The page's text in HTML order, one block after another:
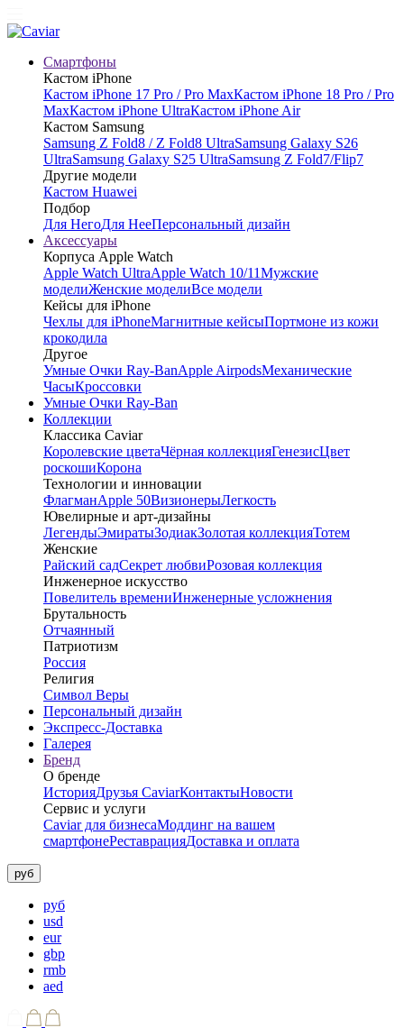
Смартфоны
Кастом iPhone
Кастом iPhone 17 Pro / Pro MaxКастом iPhone 18 Pro / Pro
MaxКастом iPhone UltraКастом iPhone Air
Кастом Samsung
Samsung Z Fold8 / Z Fold8 UltraSamsung Galaxy S26
UltraSamsung Galaxy S25 UltraSamsung Z Fold7/Flip7
Другие модели
Кастом Huawei
Подбор
Для НегоДля НееПерсональный дизайн
Аксессуары
Корпуса Apple Watch
Apple Watch UltraApple Watch 10/11Мужские
моделиЖенские моделиВсе модели
Кейсы для iPhone
Чехлы для iPhoneМагнитные кейсыПортмоне из кожи
крокодила
Другое
Умные Очки Ray-BanApple AirpodsМеханические
ЧасыКроссовки
Умные Очки Ray-Ban
Коллекции
Классика Caviar
Королевские цветаЧёрная коллекцияГенезисЦвет
роскошиКорона
Технологии и инновации
ФлагманApple 50ВизионерыЛегкость
Ювелирные и арт-дизайны
ЛегендыЭмиратыЗодиакЗолотая коллекцияТотем
Женские
Райский садСекрет любвиРозовая коллекция
Инженерное искусство
Повелитель времениИнженерные усложнения
Брутальность
Отчаянный
Патриотизм
Россия
Религия
Символ Веры
Персональный дизайн
Экспресс-Доставка
Галерея
Бренд
О бренде
ИсторияДрузья CaviarКонтактыНовости
Сервис и услуги
Caviar для бизнесаМоддинг на вашем
смартфонеРеставрацияДоставка и оплата
руб
руб
usd
eur
gbp
rmb
aed